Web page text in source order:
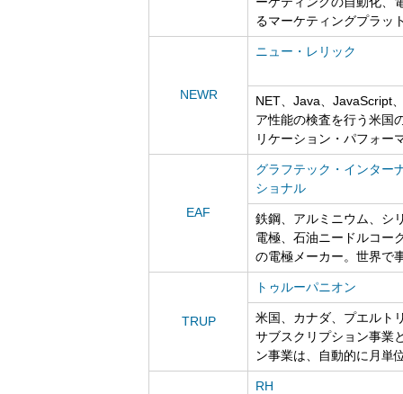
るマーケティングプラッ
NEWR
ニュー・レリック
NET、Java、JavaScript
ア性能の検査を行う米国
リケーション・パフォー
EAF
グラフテック・インター
ショナル
鉄鋼、アルミニウム、シ
電極、石油ニードルコー
の電極メーカー。世界で
TRUP
トゥルーパニオン
米国、カナダ、プエルト
サブスクリプション事業
ン事業は、自動的に月単
RH